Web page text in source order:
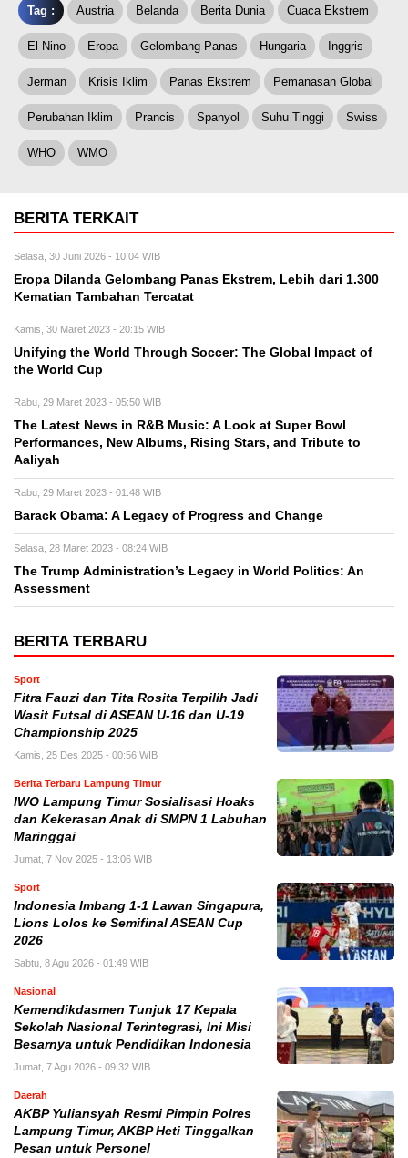
Tag : Austria Belanda Berita Dunia Cuaca Ekstrem
El Nino Eropa Gelombang Panas Hungaria Inggris
Jerman Krisis Iklim Panas Ekstrem Pemanasan Global
Perubahan Iklim Prancis Spanyol Suhu Tinggi Swiss
WHO WMO
BERITA TERKAIT
Selasa, 30 Juni 2026 - 10:04 WIB
Eropa Dilanda Gelombang Panas Ekstrem, Lebih dari 1.300
Kematian Tambahan Tercatat
Kamis, 30 Maret 2023 - 20:15 WIB
Unifying the World Through Soccer: The Global Impact of
the World Cup
Rabu, 29 Maret 2023 - 05:50 WIB
The Latest News in R&B Music: A Look at Super Bowl
Performances, New Albums, Rising Stars, and Tribute to
Aaliyah
Rabu, 29 Maret 2023 - 01:48 WIB
Barack Obama: A Legacy of Progress and Change
Selasa, 28 Maret 2023 - 08:24 WIB
The Trump Administration’s Legacy in World Politics: An
Assessment
BERITA TERBARU
Sport
Fitra Fauzi dan Tita Rosita Terpilih Jadi
Wasit Futsal di ASEAN U-16 dan U-19
Championship 2025
Kamis, 25 Des 2025 - 00:56 WIB
Berita Terbaru Lampung Timur
IWO Lampung Timur Sosialisasi Hoaks
dan Kekerasan Anak di SMPN 1 Labuhan
Maringgai
Jumat, 7 Nov 2025 - 13:06 WIB
Sport
Indonesia Imbang 1-1 Lawan Singapura,
Lions Lolos ke Semifinal ASEAN Cup
2026
Sabtu, 8 Agu 2026 - 01:49 WIB
Nasional
Kemendikdasmen Tunjuk 17 Kepala
Sekolah Nasional Terintegrasi, Ini Misi
Besarnya untuk Pendidikan Indonesia
Jumat, 7 Agu 2026 - 09:32 WIB
Daerah
AKBP Yuliansyah Resmi Pimpin Polres
Lampung Timur, AKBP Heti Tinggalkan
Pesan untuk Personel